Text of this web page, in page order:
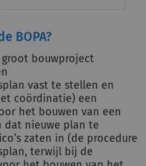
BOPA?
bouwproject
vast te stellen en
coördinatie) een
het bouwen van een
dat nieuwe plan te
zaten in (de procedure
terwijl bij de